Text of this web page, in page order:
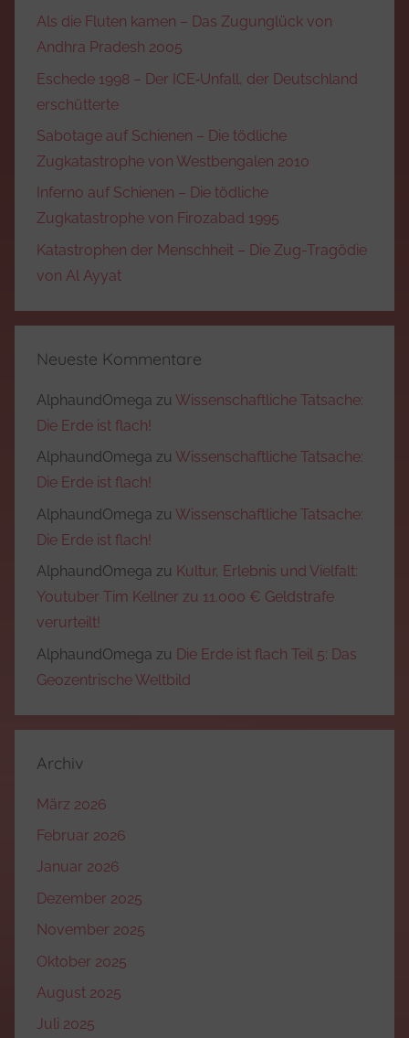
Als die Fluten kamen – Das Zugunglück von
Andhra Pradesh 2005
Eschede 1998 – Der ICE‑Unfall, der Deutschland
erschütterte
Sabotage auf Schienen – Die tödliche
Zugkatastrophe von Westbengalen 2010
Inferno auf Schienen – Die tödliche
Zugkatastrophe von Firozabad 1995
Katastrophen der Menschheit – Die Zug-Tragödie
von Al Ayyat
Neueste Kommentare
AlphaundOmega zu Wissenschaftliche Tatsache:
Die Erde ist flach!
AlphaundOmega zu Wissenschaftliche Tatsache:
Die Erde ist flach!
AlphaundOmega zu Wissenschaftliche Tatsache:
Die Erde ist flach!
AlphaundOmega zu Kultur, Erlebnis und Vielfalt:
Youtuber Tim Kellner zu 11.000 € Geldstrafe
verurteilt!
AlphaundOmega zu Die Erde ist flach Teil 5: Das
Geozentrische Weltbild
Archiv
März 2026
Februar 2026
Januar 2026
Dezember 2025
November 2025
Oktober 2025
August 2025
Juli 2025